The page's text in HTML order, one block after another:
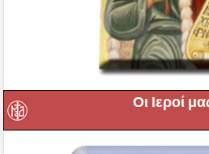
Οι Ιεροί